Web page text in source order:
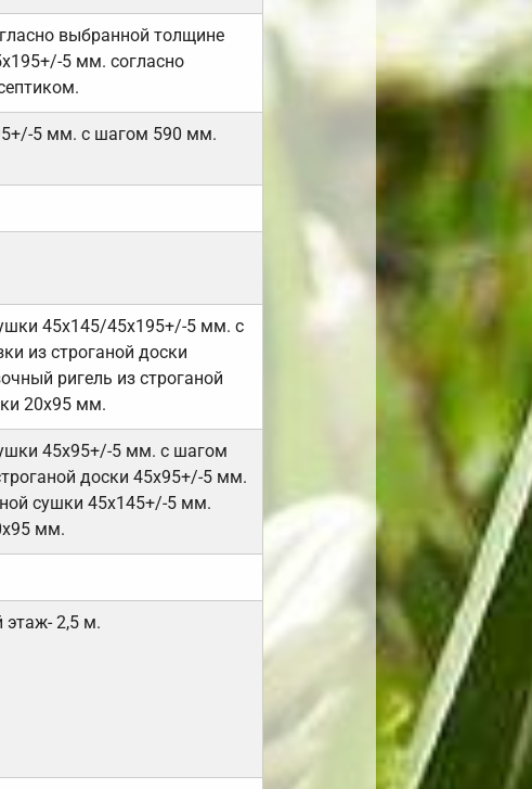
выбранной толщине
5 мм. согласно
5 мм. с шагом 590 мм.
45х145/45х195+/-5 мм. с
из строганой доски
ригель из строганой
20х95 мм.
45х95+/-5 мм. с шагом
доски 45х95+/-5 мм.
сушки 45х145+/-5 мм.
мм.
2,5 м.